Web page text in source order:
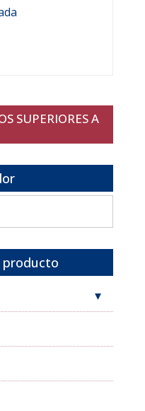
SUPERIORES A
producto